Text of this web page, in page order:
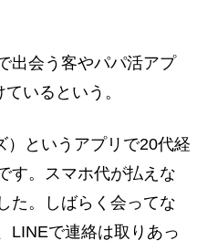
出会う客やパパ活アプ
いるという。
）というアプリで20代経
す。スマホ代が払えな
た。しばらく会ってな
LINEで連絡は取りあっ